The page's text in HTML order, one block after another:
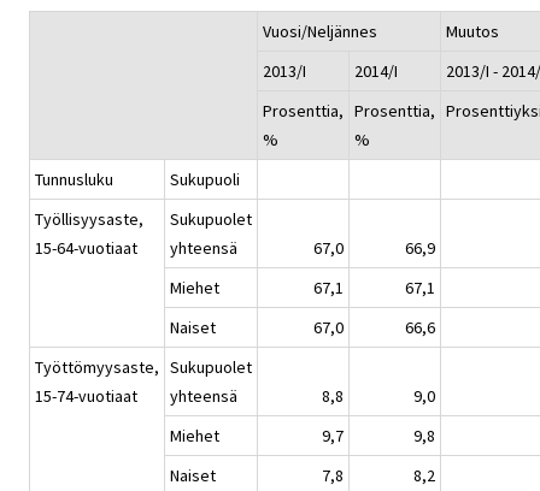
Vuosi/Neljännes
Muutos
2013/I
2014/I
2013/I -
Prosenttia,
%
Prosenttia,
%
Tunnusluku
Sukupuoli
Työllisyysaste,
15-64-vuotiaat
Sukupuolet
yhteensä
67,0
66,9
Miehet
67,1
67,1
Naiset
67,0
66,6
Työttömyysaste,
15-74-vuotiaat
Sukupuolet
yhteensä
8,8
9,0
Miehet
9,7
9,8
Naiset
7,8
8,2